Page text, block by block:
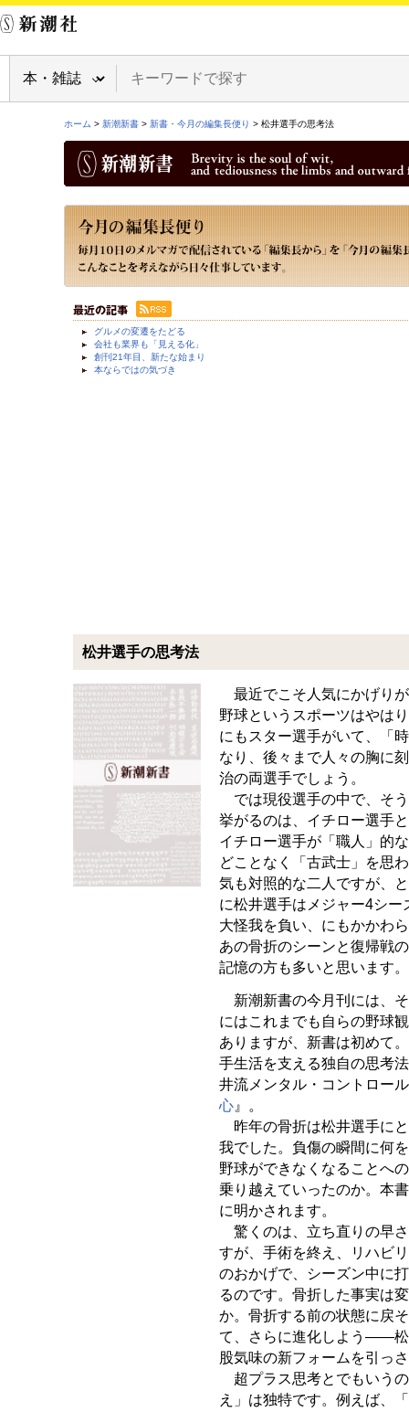
ホーム > 新潮新書 > 新書・今月の編集長便り > 松井選手の思考法
グルメの変遷をたどる
会社も業界も「見える化」
創刊21年目、新たな始まり
本ならではの気づき
松井選手の思考法
最近でこそ人気にかげり
野球というスポーツはやは
にもスター選手がいて、「
なり、後々まで人々の胸に
治の両選手でしょう。
では現役選手の中で、そ
挙がるのは、イチロー選手
イチロー選手が「職人」的
どことなく「古武士」を思
気も対照的な二人ですが、
に松井選手はメジャー4シ
大怪我を負い、にもかかわ
あの骨折のシーンと復帰戦
記憶の方も多いと思います。
新潮新書の今月刊には、
にはこれまでも自らの野球
ありますが、新書は初めて
手生活を支える独自の思考
井流メンタル・コントロー
心 』。
昨年の骨折は松井選手に
我でした。負傷の瞬間に何
野球ができなくなることへ
乗り越えていったのか。本
に明かされます。
驚くのは、立ち直りの早
すが、手術を終え、リハビ
のおかげで、シーズン中に
るのです。骨折した事実は
か。骨折する前の状態に戻
て、さらに進化しよう――松
股気味の新フォームを引っ
超プラス思考とでもいう
え」は独特です。例えば、